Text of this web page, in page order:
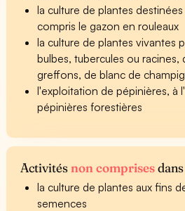
la culture de plantes
compris le gazon en rouleaux
la culture de plantes vivantes
bulbes, tubercules ou racines,
greffons, de blanc de
l'exploitation de pépinières, à
pépinières forestières
Activitésnon comprises
la culture de plantes aux fins
semences